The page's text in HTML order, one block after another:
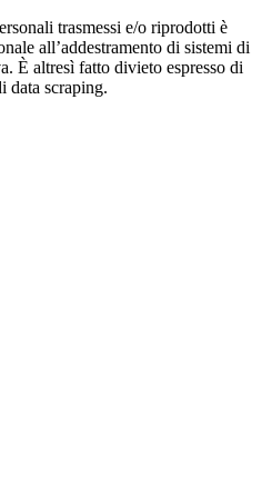
trasmessi e/o riprodotti è
all’addestramento di sistemi di
È altresì fatto divieto espresso di
data scraping.